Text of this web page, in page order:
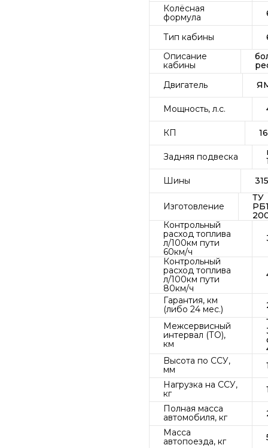
Колёсная
формула
Тип кабины
Описание
кабины
Двигатель
Мощность, л.с.
КП
Задняя подвеска
Шины
Изготовление
ТУ
Контрольный
расход топлива
л/100км пути
60км/ч
Контрольный
расход топлива
л/100км пути
80км/ч
Гарантия, км
(либо 24 мес.)
Межсервисный
интервал (ТО),
км
Bысота по ССУ,
мм
Нагрузка на ССУ,
кг
Полная масса
автомобиля, кг
Масса
автопоезда, кг